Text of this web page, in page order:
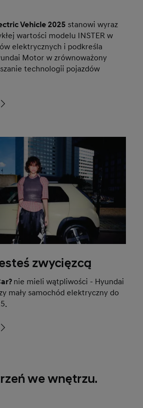
Vehicle 2025 stanowi wyraz
wartości modelu INSTER w
elektrycznych i podkreśla
Motor w zrównoważony
technologii pojazdów
zwycięzcą
nie mieli wątpliwości - Hyundai
mały samochód elektryczny do
we wnętrzu.